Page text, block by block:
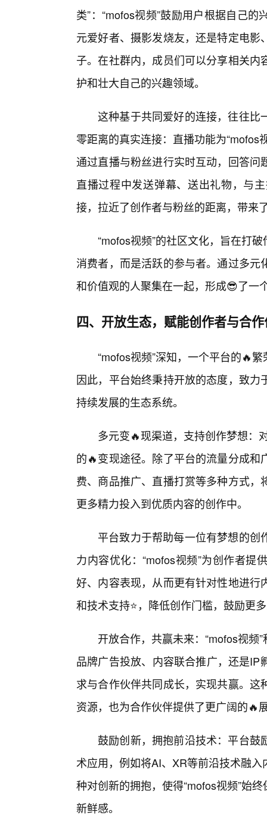
类”：“mofos视频”鼓励用户根据自己
元爱好者、摄影发烧友，还是特定电
子。在社群内，成员们可以分享相关
护和壮大自己的兴趣领域。
这种基于共同爱好的连接，往往比
零距离的真实连接：直播功能为“mofos
通过直播与粉丝进行实时互动，回答
直播过程中发送弹幕、送出礼物，与
接，拉近了创作者与粉丝的距离，带来
“mofos视频”的社区文化，旨在打
消费者，而是活跃的参与者。通过多
和价值观的人聚集在一起，形成😎了一
四、开放生态，赋能创作者与合
“mofos视频”深知，一个平台的🔥
因此，平台始终秉持开放的态度，致
持续发展的生态系统。
多元变🔥现渠道，支持创作梦想：
的🔥变现途径。除了平台的流量分成
费、商品推广、直播打赏等多种方式
更多精力投入到优质内容的创作中。
平台致力于帮助每一位有梦想的
力内容优化：“mofos视频”为创作者提
好、内容表现，从而更有针对性地进
和技术支持⭐，降低创作门槛，鼓励更
开放合作，共赢未来：“mofos视频
品牌广告投放、内容联合推广，还是
求与合作伙伴共同成长，实现共赢。
资源，也为合作伙伴提供了更广阔的🔥
鼓励创新，拥抱前沿技术：平台鼓
术应用，例如将AI、XR等前沿技术融
种对创新的拥抱，使得“mofos视频”始
新鲜感。